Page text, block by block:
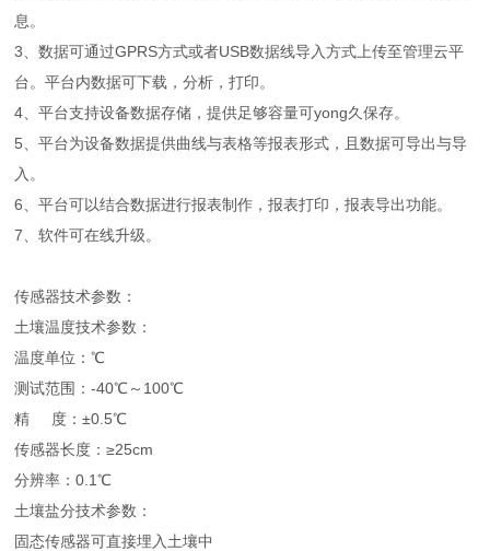
息。
3、数据可通过GPRS方式或者USB数据线导入方式上传至管理云平
台。平台内数据可下载，分析，打印。
4、平台支持设备数据存储，提供足够容量可yong久保存。
5、平台为设备数据提供曲线与表格等报表形式，且数据可导出与导
入。
6、平台可以结合数据进行报表制作，报表打印，报表导出功能。
7、软件可在线升级。
传感器技术参数：
土壤温度技术参数：
温度单位：℃
测试范围：-40℃～100℃
精 度：±0.5℃
传感器长度：≥25cm
分辨率：0.1℃
土壤盐分技术参数：
固态传感器可直接埋入土壤中